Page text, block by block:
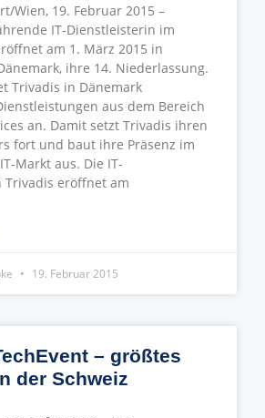
Wien, 19. Februar 2015 –
IT-Dienstleisterin im
am 1. März 2015 in
ihre 14. Niederlassung.
Trivadis in Dänemark
aus dem Bereich
an. Damit setzt Trivadis ihren
fort und baut ihre Präsenz im
Markt aus. Die IT-
Trivadis eröffnet am
19. Februar 2015
– größtes
der Schweiz